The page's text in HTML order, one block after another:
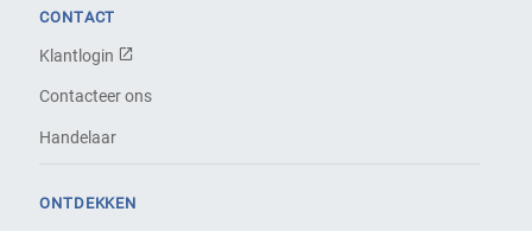
CONTACT
Klantlogin
Contacteer ons
Handelaar
ONTDEKKEN